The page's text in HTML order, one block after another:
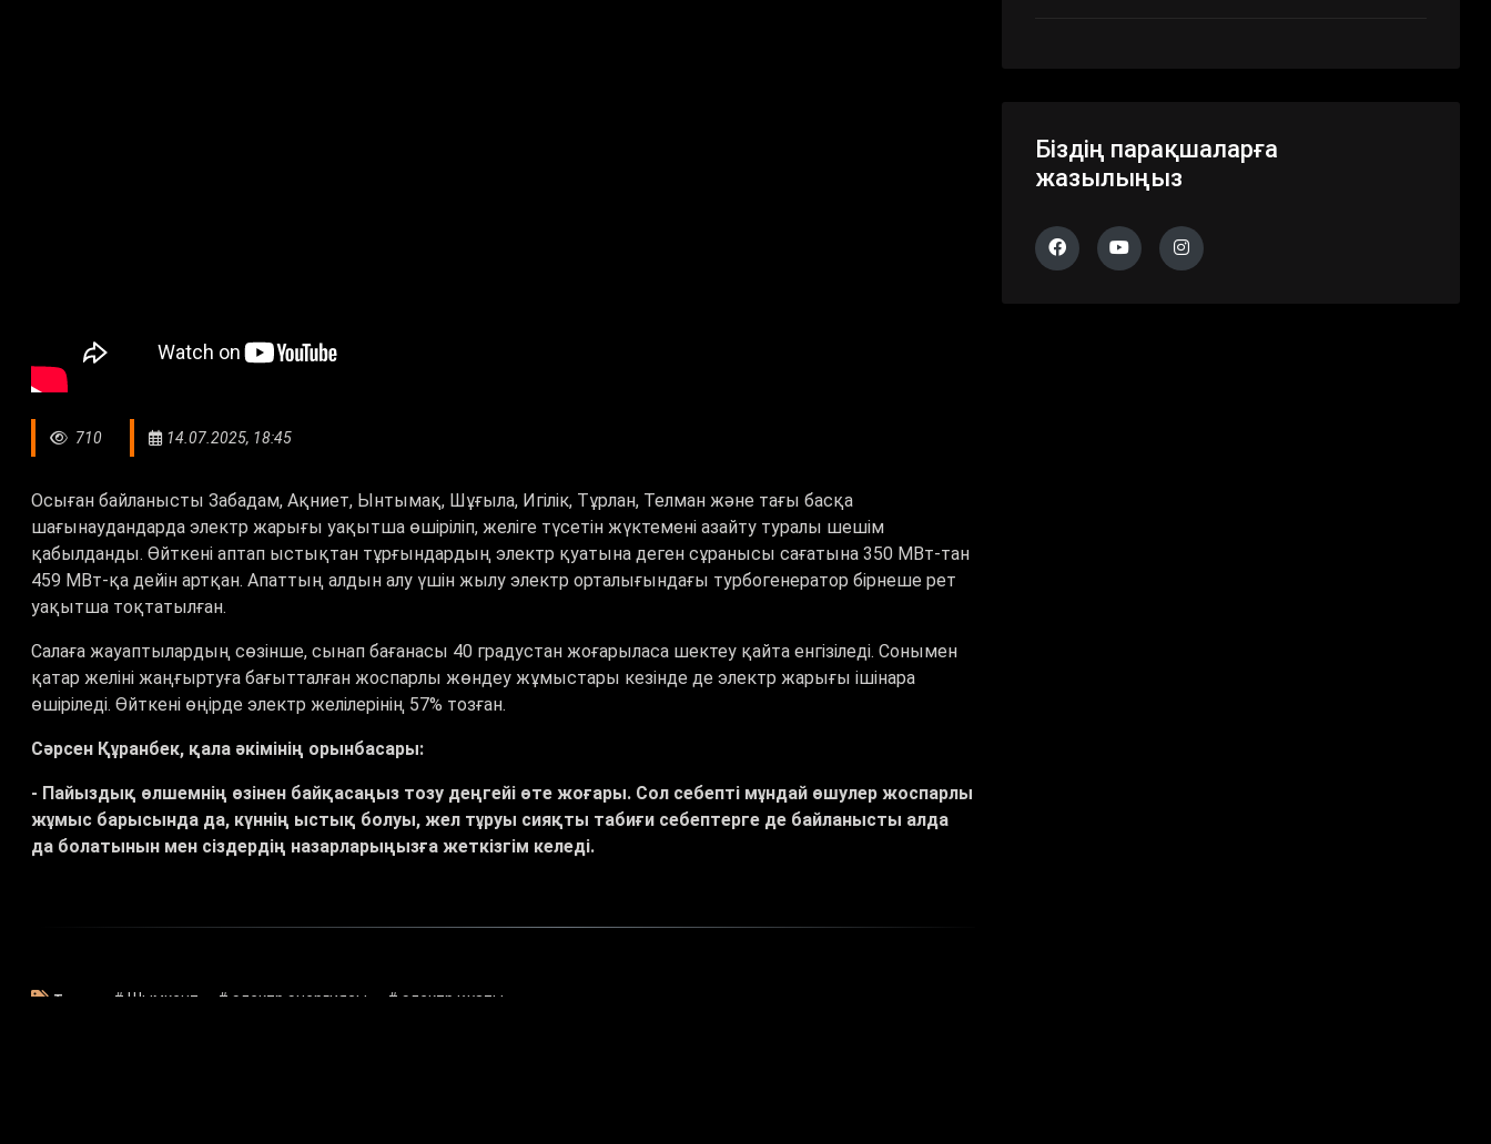
710 14.07.2025, 18:45
Осыған байланысты Забадам, Ақниет, Ынтымақ, Шұғыла, Игілік, Тұрлан, Телман және тағы басқа
шағынаудандарда электр жарығы уақытша өшіріліп, желіге түсетін жүктемені азайту туралы шешім
қабылданды. Өйткені аптап ыстықтан тұрғындардың электр қуатына деген сұранысы сағатына 350 МВт-тан
459 МВт-қа дейін артқан. Апаттың алдын алу үшін жылу электр орталығындағы турбогенератор бірнеше рет
уақытша тоқтатылған.
Салаға жауаптылардың сөзінше, сынап бағанасы 40 градустан жоғарыласа шектеу қайта енгізіледі. Сонымен
қатар желіні жаңғыртуға бағытталған жоспарлы жөндеу жұмыстары кезінде де электр жарығы ішінара
өшіріледі. Өйткені өңірде электр желілерінің 57% тозған.
Сәрсен Құранбек, қала әкімінің орынбасары:
- Пайыздық өлшемнің өзінен байқасаңыз тозу деңгейі өте жоғары. Сол себепті мұндай өшулер жоспарлы
жұмыс барысында да, күннің ыстық болуы, жел тұруы сияқты табиғи себептерге де байланысты алда
да болатынын мен сіздердің назарларыңызға жеткізгім келеді.
Тегтер: # Шымкент # электр энергиясы # электр қуаты
Біздің парақшаларға
жазылыңыз